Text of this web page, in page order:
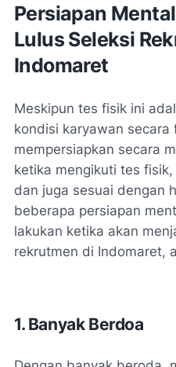
Persiapan
Lulus Seleksi
Indomaret
Meskipun tes fisik ini
kondisi karyawan secara
mempersiapkan secara
ketika mengikuti tes
dan juga sesuai dengan
beberapa persiapan
lakukan ketika akan
rekrutmen di Indomaret,
1. Banyak Berdoa